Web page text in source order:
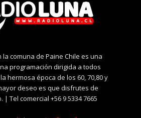
la comuna de Paine Chile es una
programación dirigida a todos
hermosa época de los 60, 70,80 y
deseo es que disfrutes de
Tel comercial +56 9 5334 7665